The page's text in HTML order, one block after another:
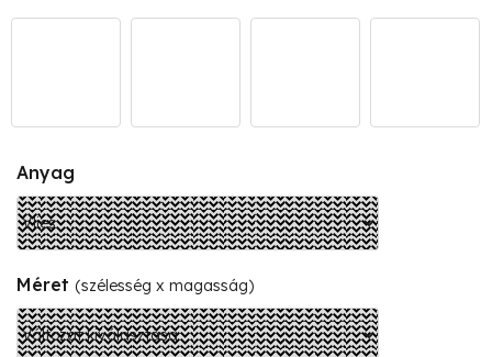
Anyag
Méret (szélesség x magasság)